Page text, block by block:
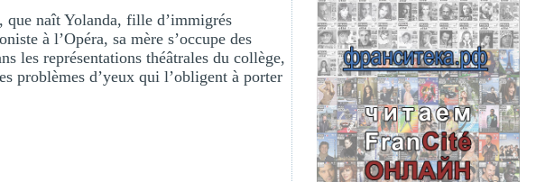
que naît Yolanda, fille d’immigrés
à l’Opéra, sa mère s’occupe des
les représentations théâtrales du collège,
problèmes d’yeux qui l’obligent à porter